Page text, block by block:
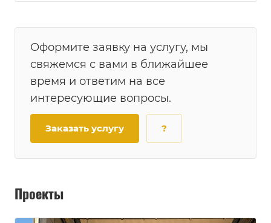
Оформите заявку на услугу, мы
свяжемся с вами в ближайшее
время и ответим на все
интересующие вопросы.
Заказать услугу ?
Проекты